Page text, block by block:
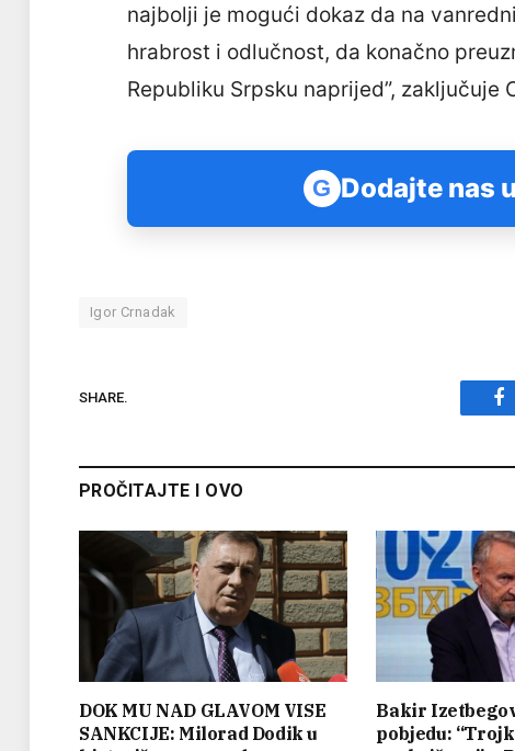
najbolji je mogući dokaz da na
hrabrost i odlučnost, da konačno
Republiku Srpsku naprijed”, zaključuje
G Dodajte nas
Igor Crnadak
SHARE.
PROČITAJTE I OVO
DOK MU NAD GLAVOM VISE
SANKCIJE: Milorad Dodik u
Bakir
pobjedu: